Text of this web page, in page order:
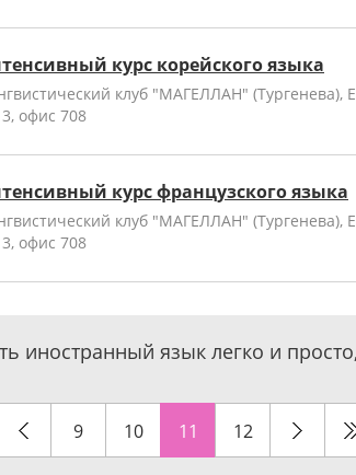
курс корейского языка
клуб "МАГЕЛЛАН" (Тургенева),
офис 708
курс французского языка
клуб "МАГЕЛЛАН" (Тургенева),
офис 708
иностранный язык легко и
9 10 11 12